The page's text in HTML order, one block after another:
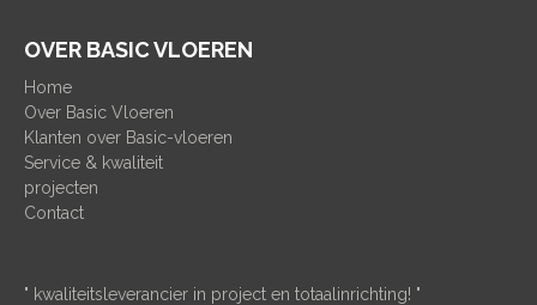
OVER BASIC VLOEREN
Home
Over Basic Vloeren
Klanten over Basic-vloeren
Service & kwaliteit
projecten
Contact
" kwaliteitsleverancier in project en totaalinrichting! "